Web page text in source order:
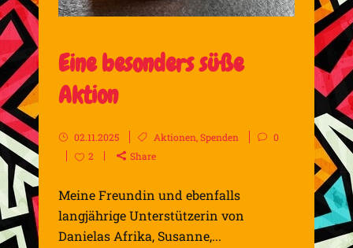
Eine besonders süße
Aktion
02.11.2025 Aktionen,Spenden
0
2
Share
Meine Freundin und ebenfalls
langjährige Unterstützerin von
Danielas Afrika, Susanne,...